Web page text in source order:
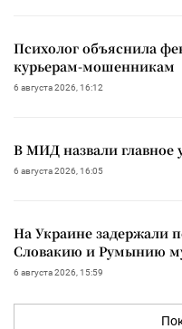
Психолог объяснила
курьерам-мошенникам
6 августа 2026, 16:12
В МИД назвали главное
6 августа 2026, 16:05
На Украине задержали
Словакию и Румынию
6 августа 2026, 15:59